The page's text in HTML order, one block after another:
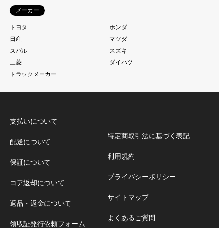
メーカー
トヨタ
ホンダ
日産
マツダ
スバル
スズキ
三菱
ダイハツ
トラックメーカー
支払いについて
配送について
保証について
コア返却について
返品・返金について
領収証発行依頼フォーム
特定商取引法に基づく表記
利用規約
プライバシーポリシー
サイトマップ
よくあるご質問